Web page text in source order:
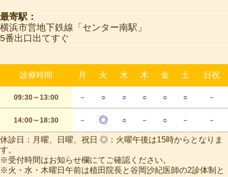
最寄駅：
横浜市営地下鉄線「センター南駅」
5番出口出てすぐ
診療時間 月 火 水 木 金 土 日祝
09:30～13:00 － ○ ○ ○ ○ ○ －
14:00～18:30 － ◎ ○ － ○ － －
休診日：月曜、日曜、祝日 ◎：火曜午後は15時からとなりま
す。
※受付時間はお知らせ欄にてご確認ください。
※火・水・木曜日午前は植田院長と谷岡沙紀医師の2診体制と